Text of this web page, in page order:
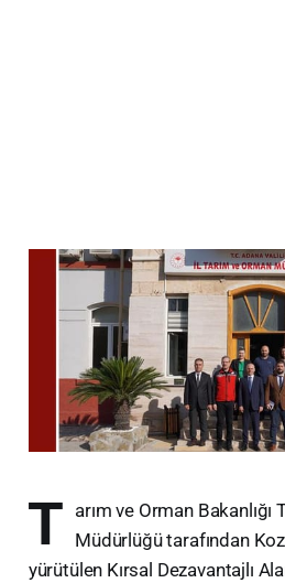
T arım ve Orman Bakanlığı
Müdürlüğü tarafından
yürütülen Kırsal Dezavantajlı